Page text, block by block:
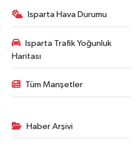
Isparta Hava Durumu
Isparta Trafik Yoğunluk
Haritası
Tüm Manşetler
Haber Arşivi